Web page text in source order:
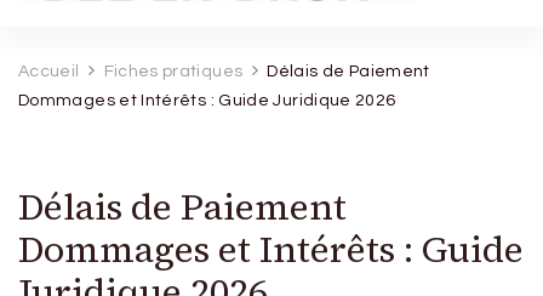
Accueil Fiches pratiques
Délais de Paiement
Dommages et Intérêts : Guide Juridique 2026
Délais de Paiement
Dommages et Intérêts : Guide